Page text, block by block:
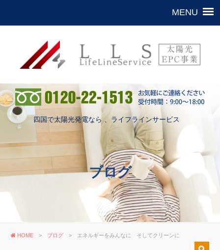
四国で太陽光発電なら 、ライフラインサービス
ブログ
HOME > ブログ > エネルギーをみんなに そしてクリーンに